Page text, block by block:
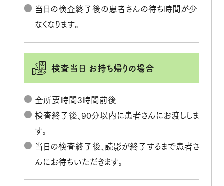
当日の検査終了後の患者さんの待ち時間が少
なくなります。
検査当日 お持ち帰りの場合
全所要時間3時間前後
検査終了後、90分以内に患者さんにお渡ししま
す。
当日の検査終了後、読影が終了するまで患者さ
んにお待ちいただきます。